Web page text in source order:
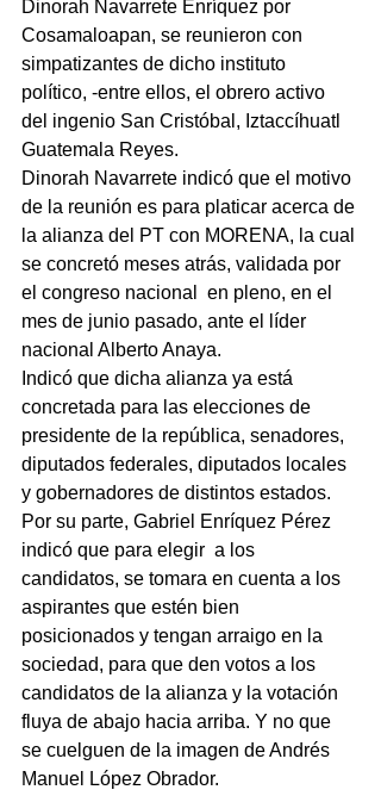
Dinorah Navarrete Enríquez por
Cosamaloapan, se reunieron con
simpatizantes de dicho instituto
político, -entre ellos, el obrero activo
del ingenio San Cristóbal, Iztaccíhuatl
Guatemala Reyes.
Dinorah Navarrete indicó que el motivo
de la reunión es para platicar acerca de
la alianza del PT con MORENA, la cual
se concretó meses atrás, validada por
el congreso nacional  en pleno, en el
mes de junio pasado, ante el líder
nacional Alberto Anaya.
Indicó que dicha alianza ya está
concretada para las elecciones de
presidente de la república, senadores,
diputados federales, diputados locales
y gobernadores de distintos estados.
Por su parte, Gabriel Enríquez Pérez
indicó que para elegir  a los
candidatos, se tomara en cuenta a los
aspirantes que estén bien
posicionados y tengan arraigo en la
sociedad, para que den votos a los
candidatos de la alianza y la votación
fluya de abajo hacia arriba. Y no que
se cuelguen de la imagen de Andrés
Manuel López Obrador.